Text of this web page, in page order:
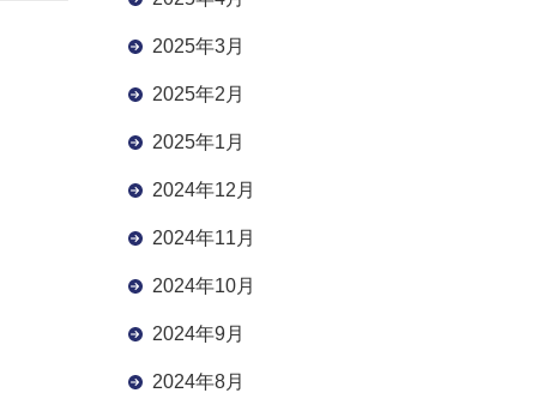
2025年3月
2025年2月
2025年1月
2024年12月
2024年11月
2024年10月
2024年9月
2024年8月